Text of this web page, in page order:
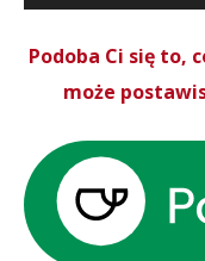
Podoba Ci się to,
może